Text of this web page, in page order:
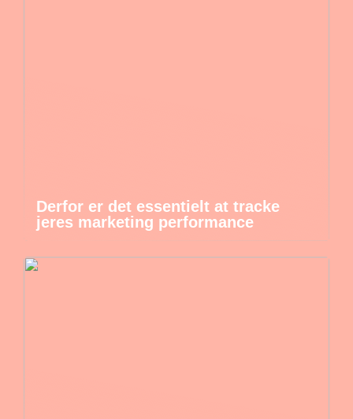
Derfor er det essentielt at tracke
jeres marketing performance